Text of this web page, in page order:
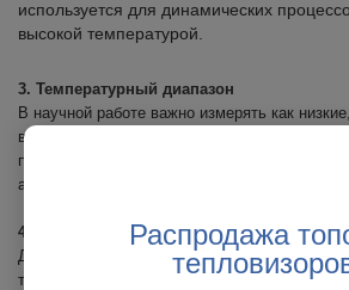
используется для динамических
высокой температурой.
3. Температурный диапазон
В научной работе важно измерять как
высокие температуры. Широкий диапазон
прибор для различных экспериментов — от
аэрокосмических испытаний.
4. Частота обновления кадров
Для динамических процессов, таких как
тестирование прототипов, важна высокая
Распродажа